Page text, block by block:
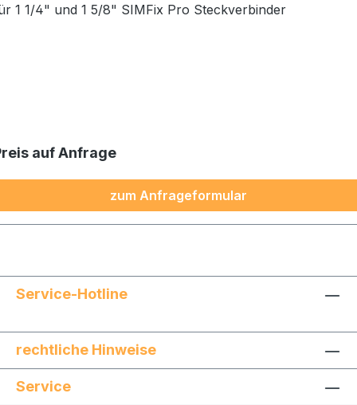
1 1/4" und 1 5/8" SIMFix Pro Steckverbinder
auf Anfrage
zum Anfrageformular
Service-Hotline
rechtliche Hinweise
Service